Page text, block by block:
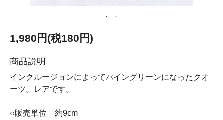
1,980円(税180円)
商品説明
インクルージョンによってパイングリーンになったクオ
ーツ。レアです。
○販売単位 約9cm